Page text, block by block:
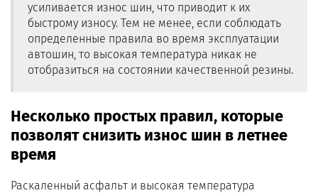
усиливается износ шин, что приводит к их
быстрому износу. Тем не менее, если соблюдать
определенные правила во время эксплуатации
автошин, то высокая температура никак не
отобразиться на состоянии качественной резины.
Несколько простых правил, которые
позволят снизить износ шин в летнее
время
Раскаленный асфальт и высокая температура